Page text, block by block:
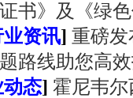
书》及《绿
业资讯] 重磅发
路线助您高
态] 霍尼韦